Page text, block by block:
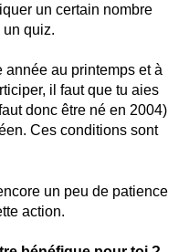
un certain nombre
quiz.
année au printemps et à
il faut que tu aies
donc être né en 2004)
Ces conditions sont
un peu de patience
action.